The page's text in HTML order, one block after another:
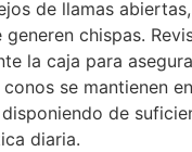
de llamas
chispas.
la caja para
se mantienen
de
diaria.